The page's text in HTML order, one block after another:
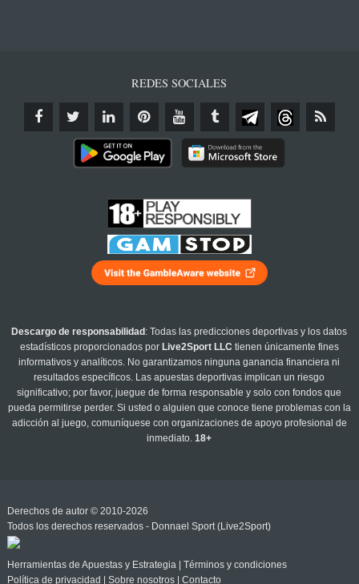
REDES SOCIALES
Descargo de responsabilidad : Todas las predicciones deportivas y los datos
estadísticos proporcionados por Live2Sport LLC tienen únicamente fines
informativos y analíticos. No garantizamos ninguna ganancia financiera ni
resultados específicos. Las apuestas deportivas implican un riesgo
significativo; por favor, juegue de forma responsable y solo con fondos que
pueda permitirse perder. Si usted o alguien que conoce tiene problemas con la
adicción al juego, comuníquese con organizaciones de apoyo profesional de
inmediato.18+
Derechos de autor © 2010-2026
Todos los derechos reservados - Donnael Sport (Live2Sport)
Herramientas de Apuestas y Estrategia| Términos y condiciones
Política de privacidad
Sobre nosotros| Contacto